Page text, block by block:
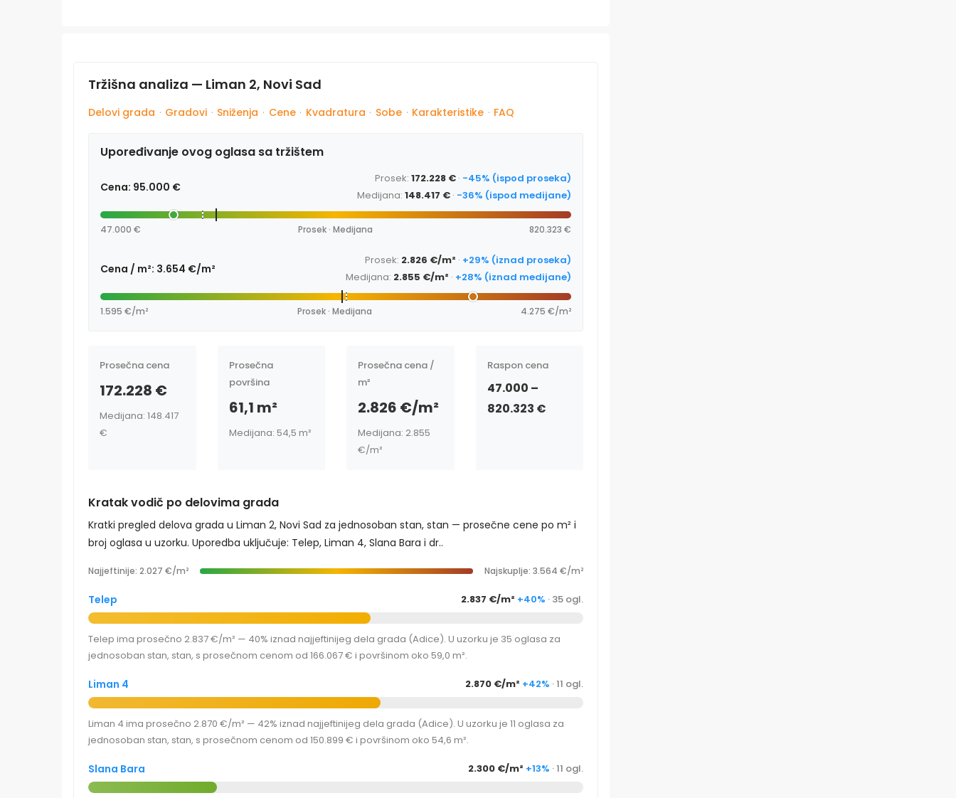
Tržišna analiza — Liman 2, Novi Sad
Delovi grada · Gradovi · Sniženja · Cene · Kvadratura · Sobe · Karakteristike · FAQ
Upoređivanje ovog oglasa sa tržištem
Cena: 95.000 €
Prosek: 172.228 € · -45% (ispod proseka)
Medijana: 148.417 € · -36% (ispod medijane)
47.000 € Prosek · Medijana 820.323 €
Cena / m²: 3.654 €/m²
Prosek: 2.826 €/m² · +29% (iznad proseka)
Medijana: 2.855 €/m² · +28% (iznad medijane)
1.595 €/m² Prosek · Medijana 4.275 €/m²
Prosečna cena
172.228 €
Medijana: 148.417
€
Prosečna
površina
61,1 m²
Medijana: 54,5 m²
Prosečna cena /
m²
2.826 €/m²
Medijana: 2.855
€/m²
Raspon cena
47.000 –
820.323 €
Kratak vodič po delovima grada
Kratki pregled delova grada u Liman 2, Novi Sad za jednosoban stan, stan — prosečne cene po m² i
broj oglasa u uzorku. Uporedba uključuje: Telep, Liman 4, Slana Bara i dr..
Najjeftinije: 2.027 €/m² Najskuplje: 3.564 €/m²
Telep 2.837 €/m² +40% · 35 ogl.
Telep ima prosečno 2.837 €/m² — 40% iznad najjeftinijeg dela grada (Adice). U uzorku je 35 oglasa za
jednosoban stan, stan, s prosečnom cenom od 166.067 € i površinom oko 59,0 m².
Liman 4 2.870 €/m² +42% · 11 ogl.
Liman 4 ima prosečno 2.870 €/m² — 42% iznad najjeftinijeg dela grada (Adice). U uzorku je 11 oglasa za
jednosoban stan, stan, s prosečnom cenom od 150.899 € i površinom oko 54,6 m².
Slana Bara 2.300 €/m² +13% · 11 ogl.